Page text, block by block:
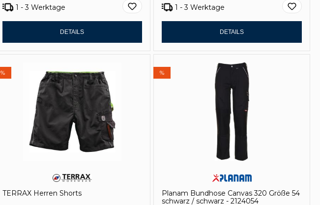
1 - 3 Werktage
DETAILS
1 - 3 Werktage
DETAILS
%
TERRAX Herren Shorts
%
Planam Bundhose Canvas 320 Größe 54
schwarz / schwarz - 2124054